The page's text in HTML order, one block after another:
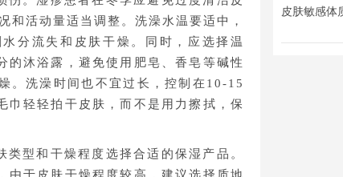
和活动量适当调整。洗澡水温要适中，
分流失和皮肤干燥。同时，应选择温
的沐浴露，避免使用肥皂、香皂等碱性
。洗澡时间也不宜过长，控制在10-15
巾轻轻拍干皮肤，而不是用力擦拭，保
型和干燥程度选择合适的保湿产品。
皮肤敏感体